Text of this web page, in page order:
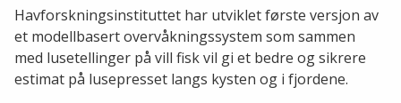
Havforskningsinstituttet har utviklet første versjon av
et modellbasert overvåkningssystem som sammen
med lusetellinger på vill fisk vil gi et bedre og sikrere
estimat på lusepresset langs kysten og i fjordene.